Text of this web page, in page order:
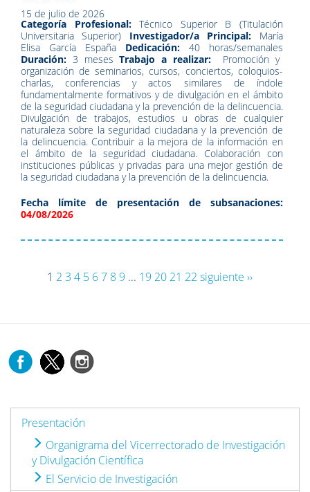
15 de julio de 2026
Categoría Profesional:Técnico Superior B (Titulación
Universitaria Superior) Investigador/a Principal: María
Elisa García España Dedicación: 40 horas/semanales
Duración: 3 mesesTrabajo a realizar:
Promoción y
organización de seminarios, cursos, conciertos, coloquios-
charlas, conferencias y actos similares de índole
fundamentalmente formativos y de divulgación en el ámbito
de la seguridad ciudadana y la prevención de la delincuencia.
Divulgación de trabajos, estudios u obras de cualquier
naturaleza sobre la seguridad ciudadana y la prevención de
la delincuencia. Contribuir a la mejora de la información en
el ámbito de la seguridad ciudadana. Colaboración con
instituciones públicas y privadas para una mejor gestión de
la seguridad ciudadana y la prevención de la delincuencia.
Fecha límite de presentación de subsanaciones:
04/08/2026
1 2 3 4 5 6 7 8 9 ... 19 20 21 22 siguiente ››
Presentación
Organigrama del Vicerrectorado de Investigación
y Divulgación Científica
El Servicio de Investigación